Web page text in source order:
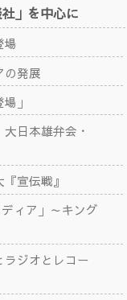
」を中心に
場
の発展
」
大日本雄弁会・
宣伝戦』
ィア」～キング
ラジオとレコー